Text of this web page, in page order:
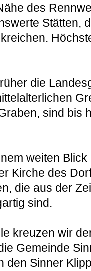
des
Stätten,
die
sind bis
weiten Blick
Kirche des
die aus der
sind.
kreuzen wir
Gemeinde
den Sinner